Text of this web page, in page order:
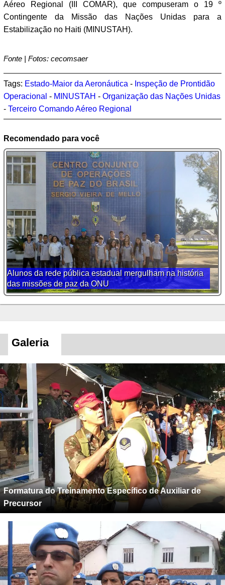
Aéreo Regional (III COMAR), que compuseram o 19 º
Contingente da Missão das Nações Unidas para a
Estabilização no Haiti (MINUSTAH).
Fonte | Fotos: cecomsaer
Tags: Estado-Maior da Aeronáutica - Inspeção de Prontidão
Operacional - MINUSTAH - Organização das Nações Unidas
- Terceiro Comando Aéreo Regional
Recomendado para você
Alunos da rede pública estadual mergulham na história
das missões de paz da ONU
Galeria
Formatura do Treinamento Específico de Auxiliar de
Precursor